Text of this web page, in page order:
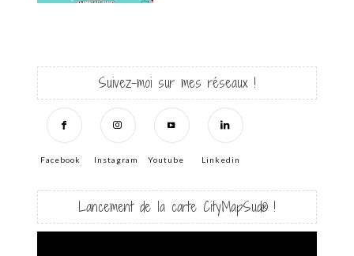
Suivez-moi sur mes réseaux !
Facebook Instagram Youtube Linkedin
Lancement de la carte CityMapSud® !